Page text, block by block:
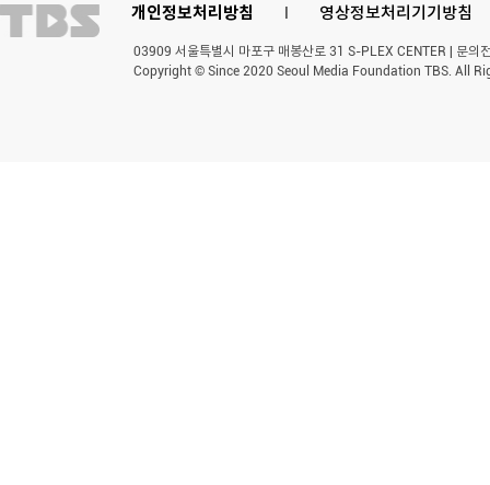
개인정보처리방침 l 영상정보처리기기방침
03909 서울특별시 마포구 매봉산로 31 S-PLEX CENTER | 문
Copyright © Since 2020 Seoul Media Foundation TBS. All